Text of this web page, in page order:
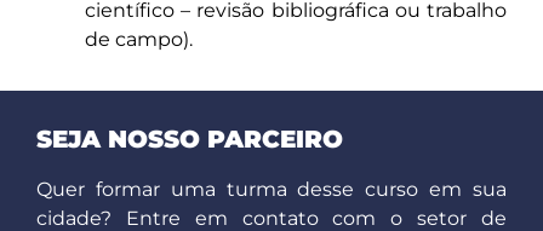
científico – revisão bibliográfica ou trabalho
de campo).
SEJA NOSSO PARCEIRO
Quer formar uma turma desse curso em sua
cidade? Entre em contato com o setor de